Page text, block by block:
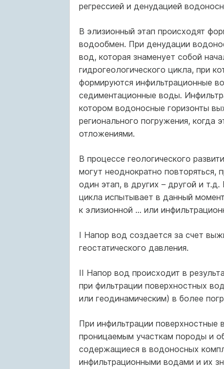
регрессией и денудацией
В элизионный этап происходят
водообмен. При денудации
вод, которая знаменует собой
гидрогеологического цикла, при
формируются инфильтрационные
седиментационные воды.
котором водоносные горизонты
регионального погружения,
отложениями.
В процессе геологического
могут неоднократно
один этап, в других – другой и т.д.
цикла испытывает в данный
к элизионной … или
I Напор вод создается за счет
геостатического давления.
II Напор вод происходит в
при фильтрации поверхностных
или геодинамическим) в более
При инфильтрации поверхностные
проницаемым участкам породы и
содержащиеся в водоносных
инфильтрационными водами и их